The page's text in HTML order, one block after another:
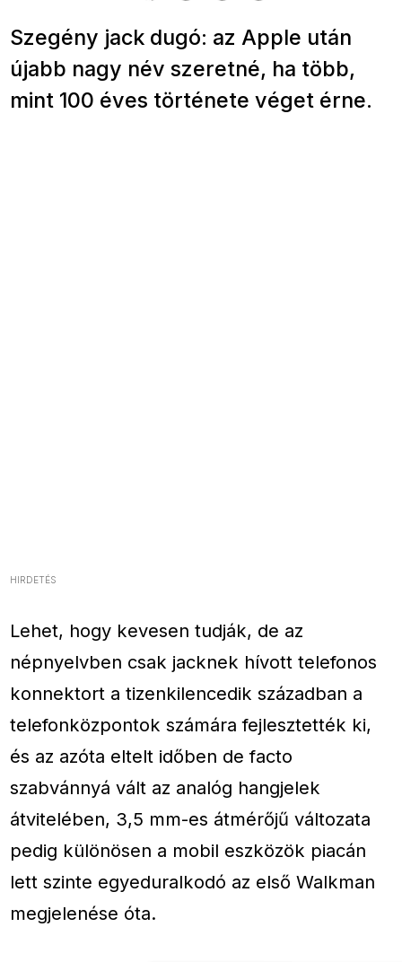
Szegény jack dugó: az Apple után
újabb nagy név szeretné, ha több,
mint 100 éves története véget érne.
HIRDETÉS
Lehet, hogy kevesen tudják, de az
népnyelvben csak jacknek hívott telefonos
konnektort a tizenkilencedik században a
telefonközpontok számára fejlesztették ki,
és az azóta eltelt időben de facto
szabvánnyá vált az analóg hangjelek
átvitelében, 3,5 mm-es átmérőjű változata
pedig különösen a mobil eszközök piacán
lett szinte egyeduralkodó az első Walkman
megjelenése óta.